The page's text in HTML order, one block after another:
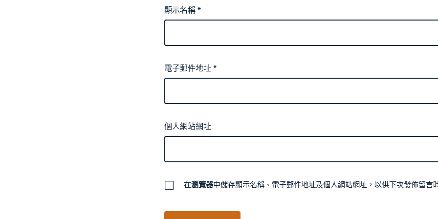
顯示名稱*
電子郵件地址*
個人網站網址
在瀏覽器中儲存顯示名稱、電子郵件地址及個人網站網址，以供下次發佈留言